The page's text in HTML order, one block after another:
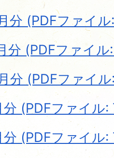
分 (PDFファイル
分 (PDFファイ
分 (PDFファイ
(PDFファイル:
(PDFファイル: